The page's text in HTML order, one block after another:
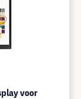
voor